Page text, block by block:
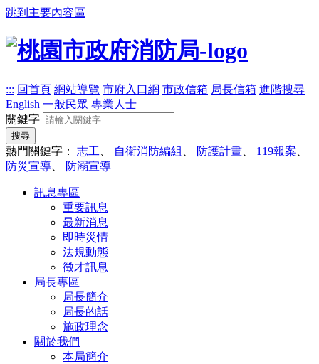
跳到主要內容區
::: 回首頁 網站導覽 市府入口網 市政信箱 局長信箱 進階搜尋
English 一般民眾 專業人士
關鍵字
搜尋
熱門關鍵字： 志工 自衛消防編組 防護計畫 119報案
防災宣導
防溺宣導
訊息專區
重要訊息
最新消息
即時災情
法規動態
徵才訊息
局長專區
局長簡介
局長的話
施政理念
關於我們
本局簡介